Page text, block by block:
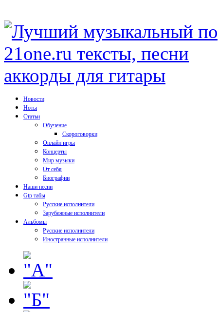
Новости
Ноты
Статьи
Обучение
Скороговорки
Онлайн игры
Концерты
Мир музыки
От себя
Биографии
Наши песни
Gtp табы
Русские исполнители
Зарубежные исполнители
Альбомы
Русские исполнители
Иностранные исполнители